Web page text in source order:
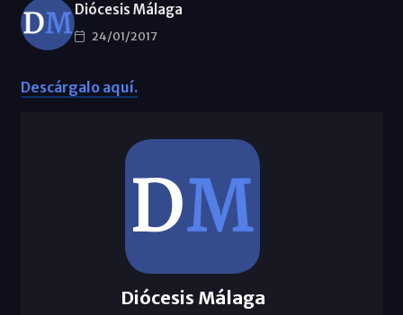
Diócesis Málaga
24/01/2017
Descárgalo aquí.
Diócesis Málaga